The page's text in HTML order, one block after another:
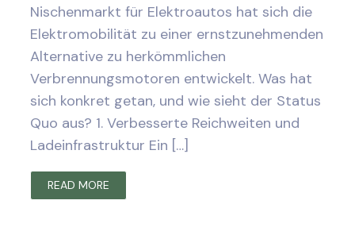
Nischenmarkt für Elektroautos hat sich die
Elektromobilität zu einer ernstzunehmenden
Alternative zu herkömmlichen
Verbrennungsmotoren entwickelt. Was hat
sich konkret getan, und wie sieht der Status
Quo aus? 1. Verbesserte Reichweiten und
Ladeinfrastruktur Ein […]
READ MORE